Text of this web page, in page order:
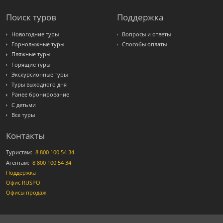
Поиск туров
Новогодние туры
Горнолыжные туры
Пляжные туры
Горящие туры
Экскурсионные туры
Туры выходного дня
Ранее бронирование
С детьми
Все туры
Поддержка
Вопросы и ответы
Способы оплаты
Контакты
Туристам: 8 800 100 54 34
Агентам: 8 800 100 54 34
Поддержка
Офис RUSPO
Офисы продаж